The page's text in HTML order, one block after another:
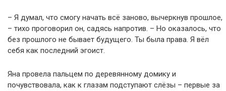
– Я думал, что смогу начать всё заново, вычеркнув прошлое,
– тихо проговорил он, садясь напротив. – Но оказалось, что
без прошлого не бывает будущего. Ты была права. Я вёл
себя как последний эгоист.
Яна провела пальцем по деревянному домику и
почувствовала, как к глазам подступают слёзы – первые за